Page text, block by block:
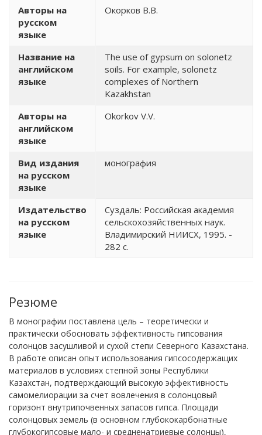
Авторы на
русском
языке
Окорков В.В.
Название на
английском
языке
The use of gypsum on solonetz
soils. For example, solonetz
complexes of Northern
Kazakhstan
Авторы на
английском
языке
Okorkov V.V.
Вид издания
на русском
языке
монография
Издательство
на русском
языке
Суздаль: Российская академия
сельскохозяйственных наук.
Владимирский НИИСХ, 1995. -
282 с.
Резюме
В монографии поставлена цель – теоретически и
практически обосновать эффективность гипсования
солонцов засушливой и сухой степи Северного Казахстана.
В работе описан опыт использования гипсосодержащих
материалов в условиях степной зоны Республики
Казахстан, подтверждающий высокую эффективность
самомелиорации за счет вовлечения в солонцовый
горизонт внутрипочвенных запасов гипса. Площади
солонцовых земель (в основном глубококарбонатные
глубокогипсовые мало- и средненатриевые солонцы),